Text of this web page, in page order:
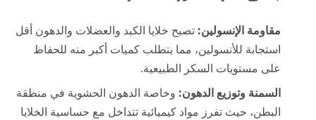
مقاومة الإنسولين: تصبح خلايا الكبد والعضلات والدهون أقل
استجابة للأنسولين، مما يتطلب كميات أكبر منه للحفاظ
على مستويات السكر الطبيعية.
السمنة وتوزيع الدهون: وخاصة الدهون الحشوية في منطقة
البطن، حيث تفرز مواد كيميائية تتداخل مع حساسية الخلايا